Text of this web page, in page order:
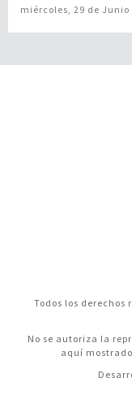
miércoles, 29 de Junio
Todos los
No se autoriza la
aquí